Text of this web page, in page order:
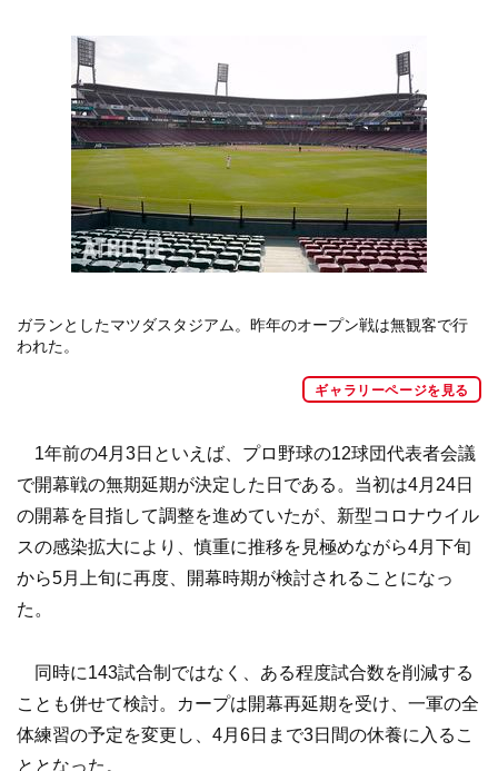
ガランとしたマツダスタジアム。昨年のオープン戦は無観客で行
われた。
ギャラリーページを見る
1年前の4月3日といえば、プロ野球の12球団代表者会議
で開幕戦の無期延期が決定した日である。当初は4月24日
の開幕を目指して調整を進めていたが、新型コロナウイル
スの感染拡大により、慎重に推移を見極めながら4月下旬
から5月上旬に再度、開幕時期が検討されることになっ
た。
同時に143試合制ではなく、ある程度試合数を削減する
ことも併せて検討。カープは開幕再延期を受け、一軍の全
体練習の予定を変更し、4月6日まで3日間の休養に入るこ
ととなった。